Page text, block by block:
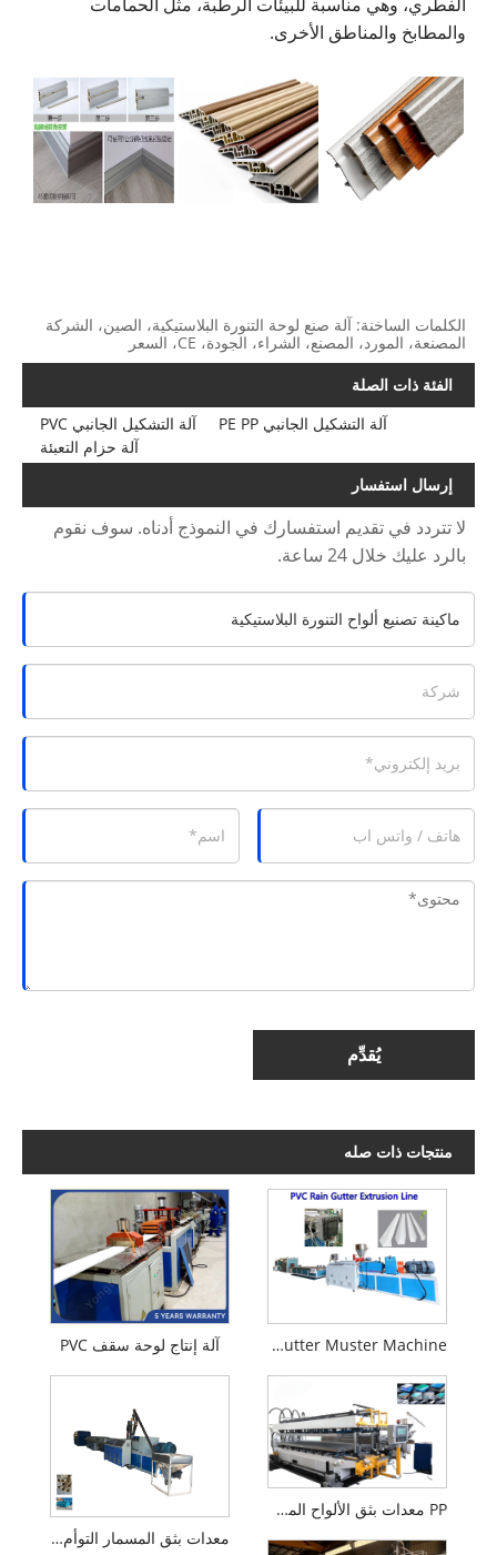
والمطابخ والمناطق الأخرى.
الكلمات الساخنة: آلة صنع لوحة التنورة البلاستيكية، الصين، الشركة
المصنعة، المورد، المصنع، الشراء، الجودة، CE، السعر
الفئة ذات الصلة
آلة التشكيل الجانبي PVC
آلة التشكيل الجانبي PE PP
آلة حزام التعبئة
إرسال استفسار
لا تتردد في تقديم استفسارك في النموذج أدناه. سوف نقوم
بالرد عليك خلال 24 ساعة.
يُقدِّم
منتجات ذات صله
آلة إنتاج لوحة سقف PVC PVC Main Gutter Muster Machine
معدات بثق المسمار التوأم المخروطي
PP معدات بثق الألواح المجوفة البلاستيكية